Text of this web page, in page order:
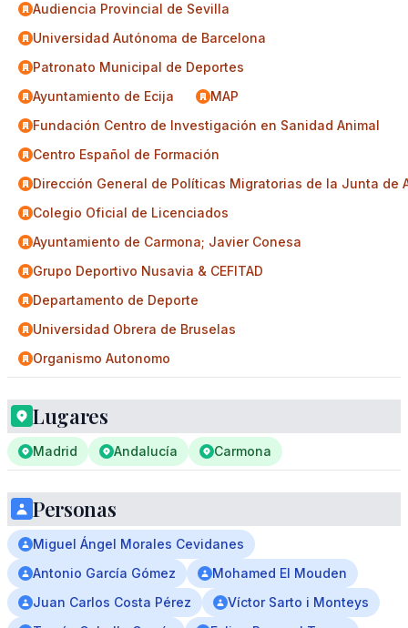
Audiencia Provincial de Sevilla
Universidad Autónoma de Barcelona
Patronato Municipal de Deportes
Ayuntamiento de Ecija
MAP
Fundación Centro de Investigación en Sanidad Animal
Centro Español de Formación
Dirección General de Políticas Migratorias de la Junta de
Colegio Oficial de Licenciados
Ayuntamiento de Carmona; Javier Conesa
Grupo Deportivo Nusavia & CEFITAD
Departamento de Deporte
Universidad Obrera de Bruselas
Organismo Autonomo
Lugares
Madrid Andalucía Carmona
Personas
Miguel Ángel Morales Cevidanes
Antonio García Gómez
Mohamed El Mouden
Juan Carlos Costa Pérez
Víctor Sarto i Monteys